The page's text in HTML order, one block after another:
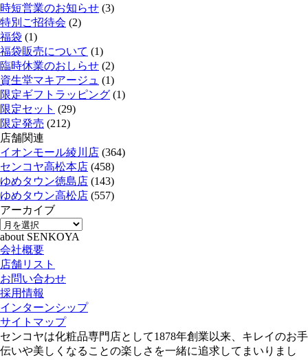
時短営業のお知らせ (3)
特別ご招待会 (2)
福袋 (1)
福袋販売について (1)
臨時休業のおしらせ (2)
資生堂マキアージュ (1)
限定ギフトラッピング (1)
限定セット (29)
限定発売 (212)
店舗関連
イオンモール綾川店 (364)
センコヤ高松本店 (458)
ゆめタウン徳島店 (143)
ゆめタウン高松店 (557)
アーカイブ
about SENKOYA
会社概要
店舗リスト
お問い合わせ
採用情報
インターンシップ
サイトマップ
センコヤは化粧品専門店として1878年創業以来、キレイのお手
伝いや美しくなることの楽しさを一緒に追求してまいりまし